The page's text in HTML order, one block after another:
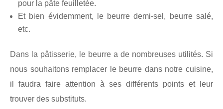
pour la pâte feuilletée.
Et bien évidemment, le beurre demi-sel, beurre salé,
etc.
Dans la pâtisserie, le beurre a de nombreuses utilités. Si
nous souhaitons remplacer le beurre dans notre cuisine,
il faudra faire attention à ses différents points et leur
trouver des substituts.